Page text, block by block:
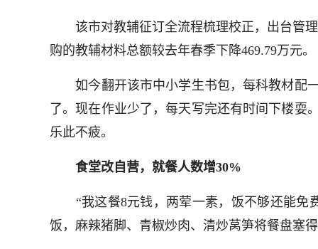
该市对教辅征订全流程梳理校正，出台管理
购的教辅材料总额较去年春季下降469.79万元。
如今翻开该市中小学生书包，每科教材配一
了。现在作业少了，每天写完还有时间下楼
乐此不疲。
食堂改自营，就餐人数增30%
“我这餐8元钱，两荤一素，饭不够还能免
饭，麻辣猪脚、青椒炒肉、清炒莴笋将餐盘塞